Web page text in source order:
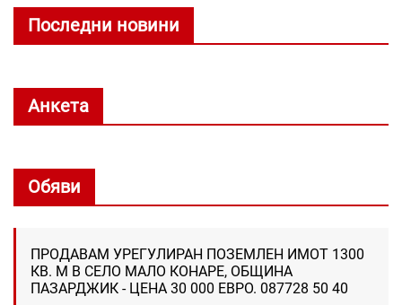
Последни новини
Анкета
Обяви
ПРОДАВАМ УРЕГУЛИРАН ПОЗЕМЛЕН ИМОТ 1300
КВ. М В СЕЛО МАЛО КОНАРЕ, ОБЩИНА
ПАЗАРДЖИК - ЦЕНА 30 000 ЕВРО. 087728 50 40